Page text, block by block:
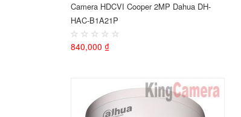
Camera HDCVI Cooper 2MP Dahua DH-
HAC-B1A21P
840,000 ₫